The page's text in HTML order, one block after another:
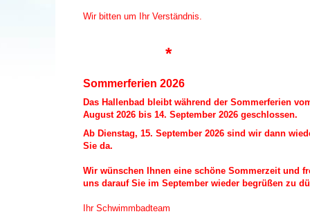
Wir bitten um Ihr Verständnis.
*
Sommerferien 2026
Das Hallenbad bleibt während der Sommerferien
August 2026 bis 14. September 2026 geschlossen.
Ab Dienstag, 15. September 2026 sind wir dann
Sie da.
Wir wünschen Ihnen eine schöne Sommerzeit und
uns darauf Sie im September wieder begrüßen zu
Ihr Schwimmbadteam